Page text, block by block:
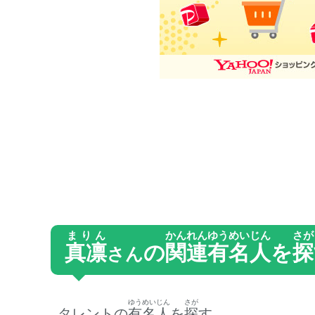
真凛
まりん
さんの関連
かんれん
有名人
ゆうめいじん
を探
さが
ゆうめいじん さが